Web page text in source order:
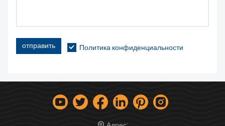
отправить Политика конфиденциальности